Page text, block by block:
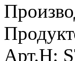
Арт.Н: